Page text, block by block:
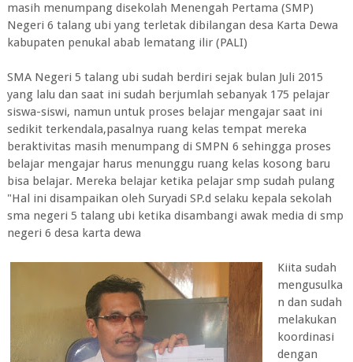
masih menumpang disekolah Menengah Pertama (SMP)
Negeri 6 talang ubi yang terletak dibilangan desa Karta Dewa
kabupaten penukal abab lematang ilir (PALI)
SMA Negeri 5 talang ubi sudah berdiri sejak bulan Juli 2015
yang lalu dan saat ini sudah berjumlah sebanyak 175 pelajar
siswa-siswi, namun untuk proses belajar mengajar saat ini
sedikit terkendala,pasalnya ruang kelas tempat mereka
beraktivitas masih menumpang di SMPN 6 sehingga proses
belajar mengajar harus menunggu ruang kelas kosong baru
bisa belajar. Mereka belajar ketika pelajar smp sudah pulang
"Hal ini disampaikan oleh Suryadi SP.d selaku kepala sekolah
sma negeri 5 talang ubi ketika disambangi awak media di smp
negeri 6 desa karta dewa
Kiita sudah
mengusulka
n dan sudah
melakukan
koordinasi
dengan